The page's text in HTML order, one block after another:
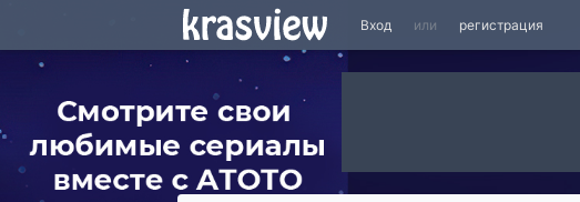
Вход или регистрация